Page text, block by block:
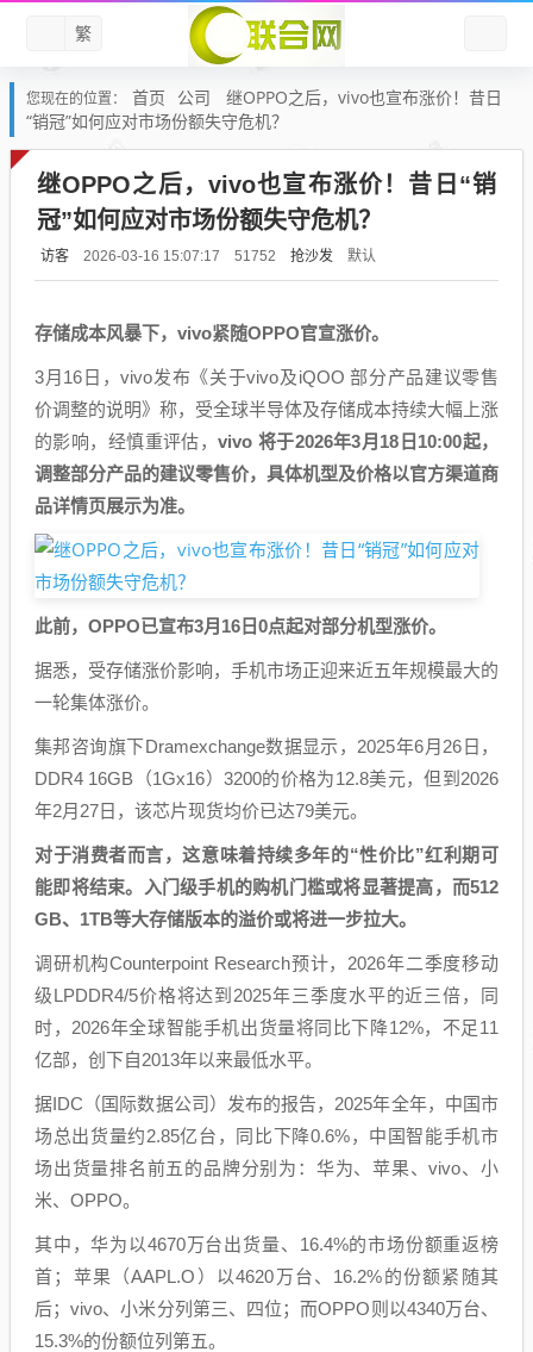
繁
您现在的位置： 首页 公司
继OPPO之后，vivo也宣布涨价！昔日
“销冠”如何应对市场份额失守危机？
继OPPO之后，vivo也宣布涨价！昔日“销
冠”如何应对市场份额失守危机？
访客 2026-03-16 15:07:17 51752 抢沙发 默认
存储成本风暴下，vivo紧随OPPO官宣涨价。
3月16日，vivo发布《关于vivo及iQOO 部分产品建议零售
价调整的说明》称，受全球半导体及存储成本持续大幅上涨
的影响，经慎重评估，vivo 将于2026年3月18日10:00起，
调整部分产品的建议零售价，具体机型及价格以官方渠道商
品详情页展示为准。
此前，OPPO已宣布3月16日0点起对部分机型涨价。
据悉，受存储涨价影响，手机市场正迎来近五年规模最大的
一轮集体涨价。
集邦咨询旗下Dramexchange数据显示，2025年6月26日，
DDR4 16GB（1Gx16）3200的价格为12.8美元，但到2026
年2月27日，该芯片现货均价已达79美元。
对于消费者而言，这意味着持续多年的“性价比”红利期可
能即将结束。入门级手机的购机门槛或将显著提高，而512
GB、1TB等大存储版本的溢价或将进一步拉大。
调研机构Counterpoint Research预计，2026年二季度移动
级LPDDR4/5价格将达到2025年三季度水平的近三倍，同
时，2026年全球智能手机出货量将同比下降12%，不足11
亿部，创下自2013年以来最低水平。
据IDC（国际数据公司）发布的报告，2025年全年，中国市
场总出货量约2.85亿台，同比下降0.6%，中国智能手机市
场出货量排名前五的品牌分别为：华为、苹果、vivo、小
米、OPPO。
其中，华为以4670万台出货量、16.4%的市场份额重返榜
首；苹果（AAPL.O）以4620万台、16.2%的份额紧随其
后；vivo、小米分列第三、四位；而OPPO则以4340万台、
15.3%的份额位列第五。